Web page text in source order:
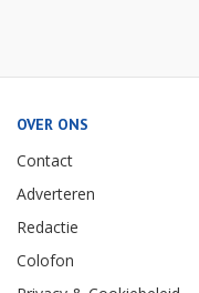
OVER ONS
Contact
Adverteren
Redactie
Colofon